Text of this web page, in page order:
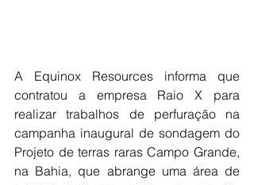
A Equinox Resources informa que
contratou a empresa Raio X para
realizar trabalhos de perfuração na
campanha inaugural de sondagem do
Projeto de terras raras Campo Grande,
na Bahia, que abrange uma área de